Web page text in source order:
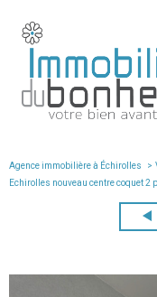
Agence immobilière à Échirolles
echirolles nouveau centre coquet